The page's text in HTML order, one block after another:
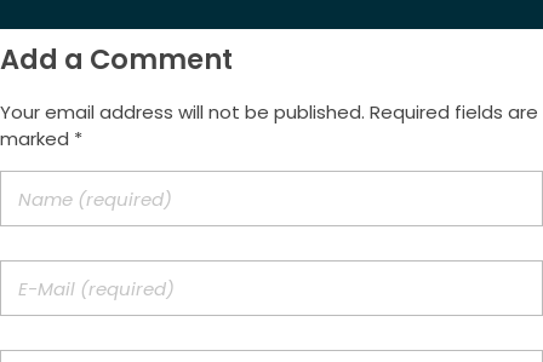
Add a Comment
Your email address will not be published. Required fields are
marked *